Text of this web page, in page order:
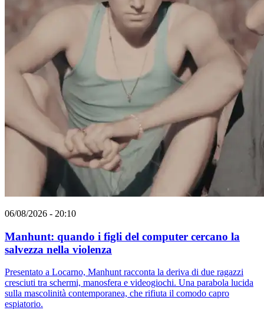
06/08/2026 - 20:10
Manhunt: quando i figli del computer cercano la
salvezza nella violenza
Presentato a Locarno, Manhunt racconta la deriva di due ragazzi
cresciuti tra schermi, manosfera e videogiochi. Una parabola lucida
sulla mascolinità contemporanea, che rifiuta il comodo capro
espiatorio.